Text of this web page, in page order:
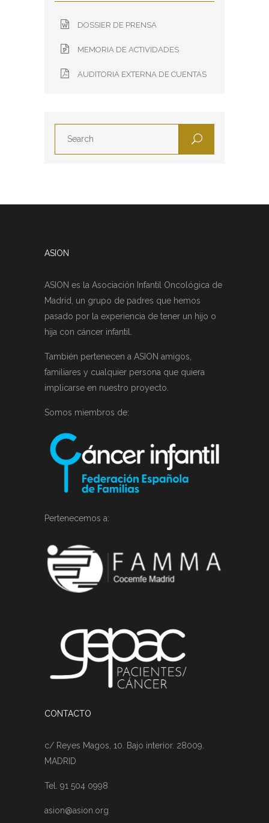
DOSSIER DE PRENSA
MEMORIA DE ACTIVIDADES
AUDITORIA EXTERNA DE CUENTAS
ASION
ASION es la Asociación Infantil Oncológica de
Madrid, un grupo de padres que hemos
pasado por la experiencia de tener un hijo o
hija con cáncer infantil.
También pertenecen a ASION amigos,
familiares y cualquier persona que quiera
implicarse en nuestro proyecto.
Somos miembros de:
Pertenecemos a:
CONTACTO
c/ Reyes Magos, 10. Bajo interior. 28009.
MADRID
Tel. 91 504 0998
asion@asion.org